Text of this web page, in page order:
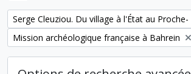
Remove filter:
Remove filter:
Mission archéologique française à Bahrein